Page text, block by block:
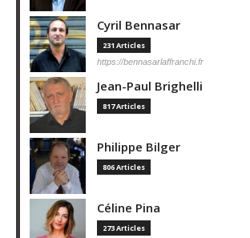
Cyril Bennasar
231 Articles
https://bennasarlaffranchi.fr
Jean-Paul Brighelli
817 Articles
Philippe Bilger
806 Articles
Céline Pina
273 Articles